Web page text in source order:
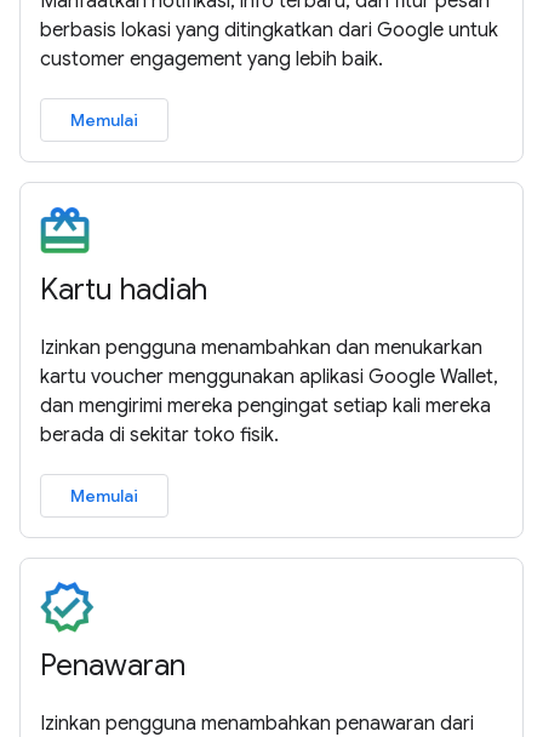
berbasis lokasi yang ditingkatkan dari Google untuk
customer engagement yang lebih baik.
Memulai
Kartu hadiah
Izinkan pengguna menambahkan dan menukarkan
kartu voucher menggunakan aplikasi Google Wallet,
dan mengirimi mereka pengingat setiap kali mereka
berada di sekitar toko fisik.
Memulai
Penawaran
Izinkan pengguna menambahkan penawaran dari